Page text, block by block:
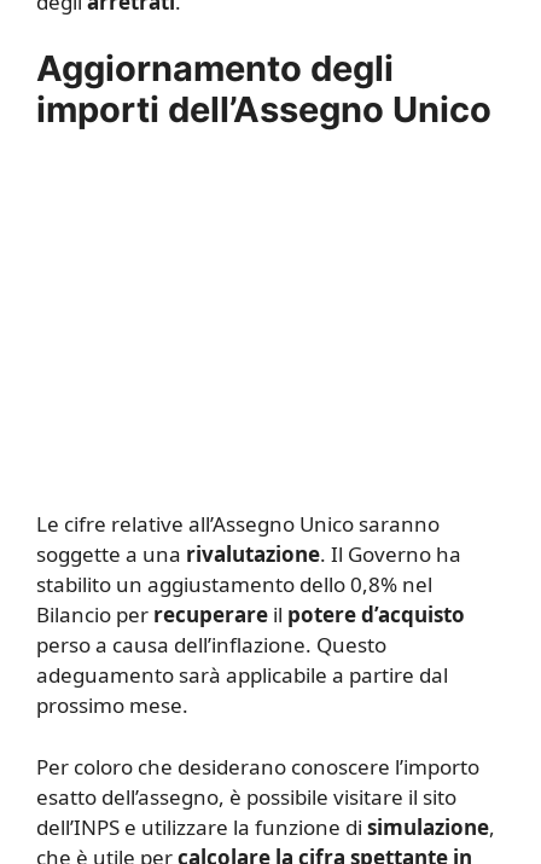
Aggiornamento degli
importi dell’Assegno Unico
Le cifre relative all’Assegno Unico saranno
soggette a una rivalutazione. Il Governo ha
stabilito un aggiustamento dello 0,8% nel
Bilancio per recuperare il potere d’acquisto
perso a causa dell’inflazione. Questo
adeguamento sarà applicabile a partire dal
prossimo mese.
Per coloro che desiderano conoscere l’importo
esatto dell’assegno, è possibile visitare il sito
dell’INPS e utilizzare la funzione di simulazione,
che è utile percalcolare la cifra spettante in